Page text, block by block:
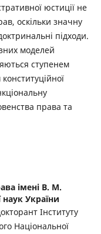
юстиції не
оскільки значну
підходи.
моделей
ступенем
конституційної
права та
імені В. М.
України
Інституту
Національної